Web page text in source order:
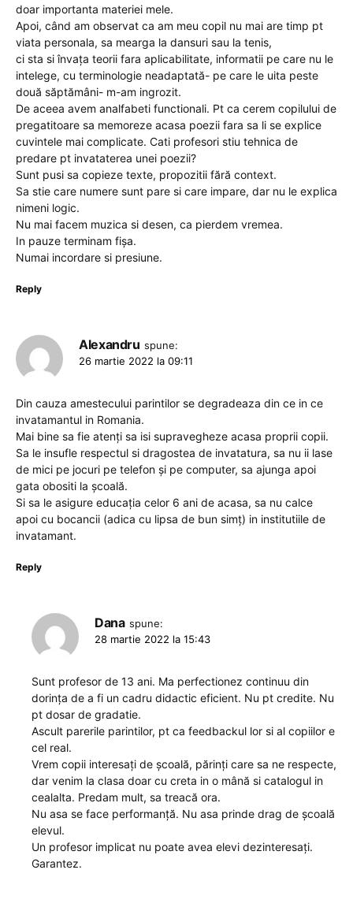
doar importanta materiei mele.
Apoi, când am observat ca am meu copil nu mai are timp pt
viata personala, sa mearga la dansuri sau la tenis,
ci sta si învața teorii fara aplicabilitate, informatii pe care nu le
intelege, cu terminologie neadaptată- pe care le uita peste
două săptămâni- m-am ingrozit.
De aceea avem analfabeti functionali. Pt ca cerem copilului de
pregatitoare sa memoreze acasa poezii fara sa li se explice
cuvintele mai complicate. Cati profesori stiu tehnica de
predare pt invataterea unei poezii?
Sunt pusi sa copieze texte, propozitii fără context.
Sa stie care numere sunt pare si care impare, dar nu le explica
nimeni logic.
Nu mai facem muzica si desen, ca pierdem vremea.
In pauze terminam fișa.
Numai incordare si presiune.
Reply
Alexandru spune:
26 martie 2022 la 09:11
Din cauza amestecului parintilor se degradeaza din ce in ce
invatamantul in Romania.
Mai bine sa fie atenți sa isi supravegheze acasa proprii copii.
Sa le insufle respectul si dragostea de invatatura, sa nu ii lase
de mici pe jocuri pe telefon și pe computer, sa ajunga apoi
gata obositi la școală.
Si sa le asigure educația celor 6 ani de acasa, sa nu calce
apoi cu bocancii (adica cu lipsa de bun simț) in institutiile de
invatamant.
Reply
Dana spune:
28 martie 2022 la 15:43
Sunt profesor de 13 ani. Ma perfectionez continuu din
dorința de a fi un cadru didactic eficient. Nu pt credite. Nu
pt dosar de gradatie.
Ascult parerile parintilor, pt ca feedbackul lor si al copiilor e
cel real.
Vrem copii interesați de școală, părinți care sa ne respecte,
dar venim la clasa doar cu creta in o mână si catalogul in
cealalta. Predam mult, sa treacă ora.
Nu asa se face performanță. Nu asa prinde drag de școală
elevul.
Un profesor implicat nu poate avea elevi dezinteresați.
Garantez.